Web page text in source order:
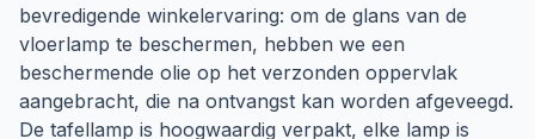
bevredigende winkelervaring: om de glans van de
vloerlamp te beschermen, hebben we een
beschermende olie op het verzonden oppervlak
aangebracht, die na ontvangst kan worden afgeveegd.
De tafellamp is hoogwaardig verpakt, elke lamp is